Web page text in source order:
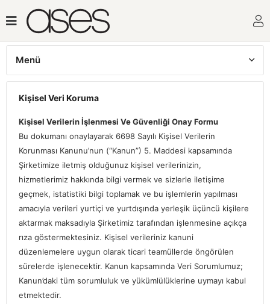
Menü
Hakkımızda
Kişisel Veri Koruma
Kişisel Verilerin İşlenmesi Ve Güvenliği Onay Formu
Bu dokumanı onaylayarak 6698 Sayılı Kişisel Verilerin
Korunması Kanunu’nun (“Kanun”) 5. Maddesi kapsamında
Şirketimize iletmiş olduğunuz kişisel verilerinizin,
hizmetlerimiz hakkında bilgi vermek ve sizlerle iletişime
geçmek, istatistiki bilgi toplamak ve bu işlemlerin yapılması
amacıyla verileri yurtiçi ve yurtdışında yerleşik üçüncü kişilere
aktarmak maksadıyla Şirketimiz tarafından işlenmesine açıkça
rıza göstermektesiniz. Kişisel verileriniz kanuni
düzenlemelere uygun olarak ticari teamüllerde öngörülen
sürelerde işlenecektir. Kanun kapsamında Veri Sorumlumuz;
Kanun’daki tüm sorumluluk ve yükümlülüklerine uymayı kabul
etmektedir.